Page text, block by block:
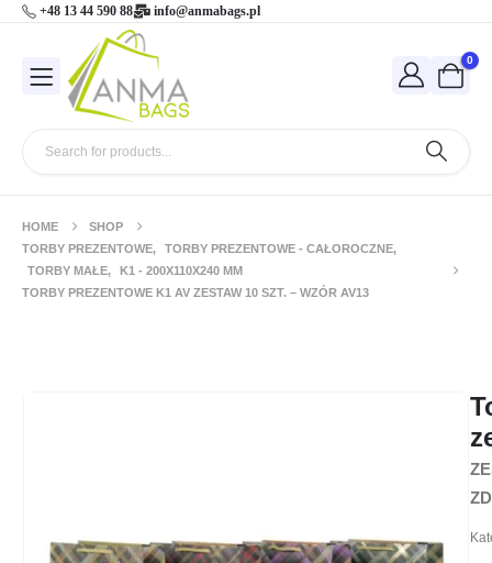
+48 13 44 590 88 info@anmabags.pl
0
HOME
SHOP
TORBY PREZENTOWE, TORBY PREZENTOWE - CAŁOROCZNE,
TORBY MAŁE,
K1 - 200X110X240 MM
TORBY PREZENTOWE K1 AV ZESTAW 10 SZT. – WZÓR AV13